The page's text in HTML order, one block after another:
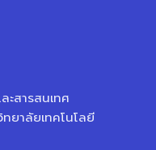
ะสารสนเทศ
ยาลัยเทคโนโลยี